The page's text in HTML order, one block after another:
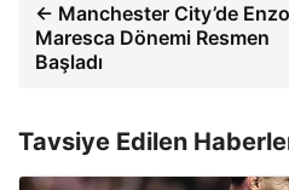
← Manchester City’de Enzo
Maresca Dönemi Resmen
Başladı
Tavsiye Edilen